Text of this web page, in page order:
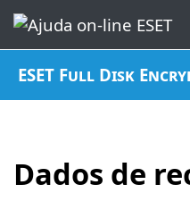
ESET Full Disk
Dados de